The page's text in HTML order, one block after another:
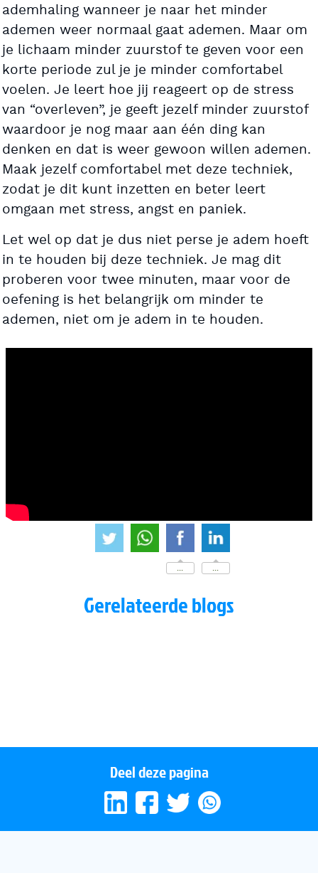
ademhaling wanneer je naar het minder
ademen weer normaal gaat ademen. Maar om
je lichaam minder zuurstof te geven voor een
korte periode zul je je minder comfortabel
voelen. Je leert hoe jij reageert op de stress
van “overleven”, je geeft jezelf minder zuurstof
waardoor je nog maar aan één ding kan
denken en dat is weer gewoon willen ademen.
Maak jezelf comfortabel met deze techniek,
zodat je dit kunt inzetten en beter leert
omgaan met stress, angst en paniek.
Let wel op dat je dus niet perse je adem hoeft
in te houden bij deze techniek. Je mag dit
proberen voor twee minuten, maar voor de
oefening is het belangrijk om minder te
ademen, niet om je adem in te houden.
... ...
Gerelateerde blogs
Deel deze pagina